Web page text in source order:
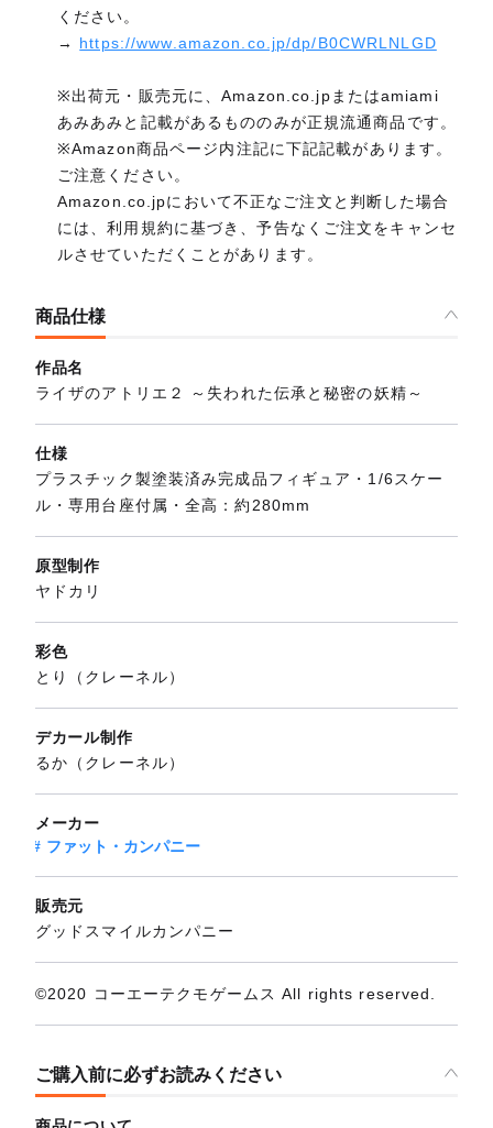
ください。
→ https://www.amazon.co.jp/dp/B0CWRLNLGD
※出荷元・販売元に、Amazon.co.jpまたはamiami
あみあみと記載があるもののみが正規流通商品です。
※Amazon商品ページ内注記に下記記載があります。
ご注意ください。
Amazon.co.jpにおいて不正なご注文と判断した場合
には、利用規約に基づき、予告なくご注文をキャンセ
ルさせていただくことがあります。
商品仕様
作品名
ライザのアトリエ２ ～失われた伝承と秘密の妖精～
仕様
プラスチック製塗装済み完成品フィギュア・1/6スケー
ル・専用台座付属・全高：約280mm
原型制作
ヤドカリ
彩色
とり（クレーネル）
デカール制作
るか（クレーネル）
メーカー
ファット・カンパニー
販売元
グッドスマイルカンパニー
©2020 コーエーテクモゲームス All rights reserved.
ご購入前に必ずお読みください